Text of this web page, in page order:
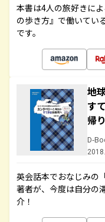
本書は4人の旅好きに
の歩き方』で働いてい
です。
地
す
帰
D-
英会話本でおなじみの
著者が、今度は自分の
介！